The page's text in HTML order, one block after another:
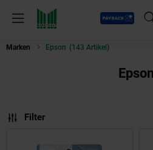
Menü
Payback
Marken Epson (143 Artikel)
Epson
Filter